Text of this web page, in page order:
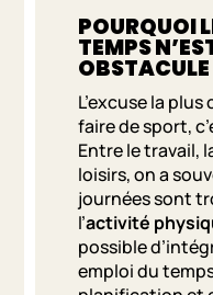
POURQUOI
TEMPS
OBSTACULE
L’excuse la
faire de sport,
Entre le travail,
loisirs, on a
journées sont
l’activité
possible
emploi du